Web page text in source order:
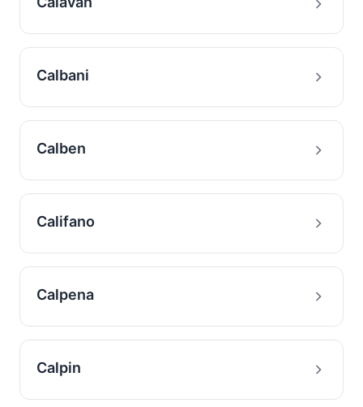
Calbani
Calben
Califano
Calpena
Calpin